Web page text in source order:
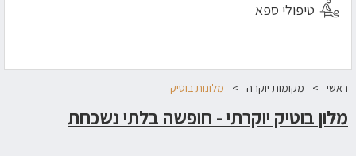
טיפולי ספא
ראשי מקומות יוקרה מלונות בוטיק
מלון בוטיק יוקרתי - חופשה בלתי נשכחת